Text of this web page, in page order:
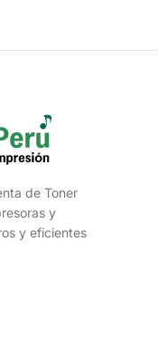
de Toner
y
y eficientes